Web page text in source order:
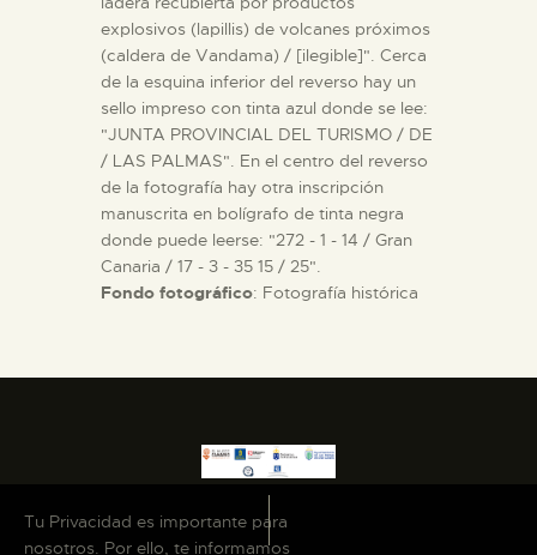
explosivos (lapillis) de volcanes próximos
(caldera de Vandama) / [ilegible]". Cerca
de la esquina inferior del reverso hay un
sello impreso con tinta azul donde se lee:
"JUNTA PROVINCIAL DEL TURISMO / DE
/ LAS PALMAS". En el centro del reverso
de la fotografía hay otra inscripción
manuscrita en bolígrafo de tinta negra
donde puede leerse: "272 - 1 - 14 / Gran
Canaria / 17 - 3 - 35 15 / 25".
Fondo fotográfico: Fotografía histórica
Tu Privacidad es importante para
nosotros. Por ello, te informamos